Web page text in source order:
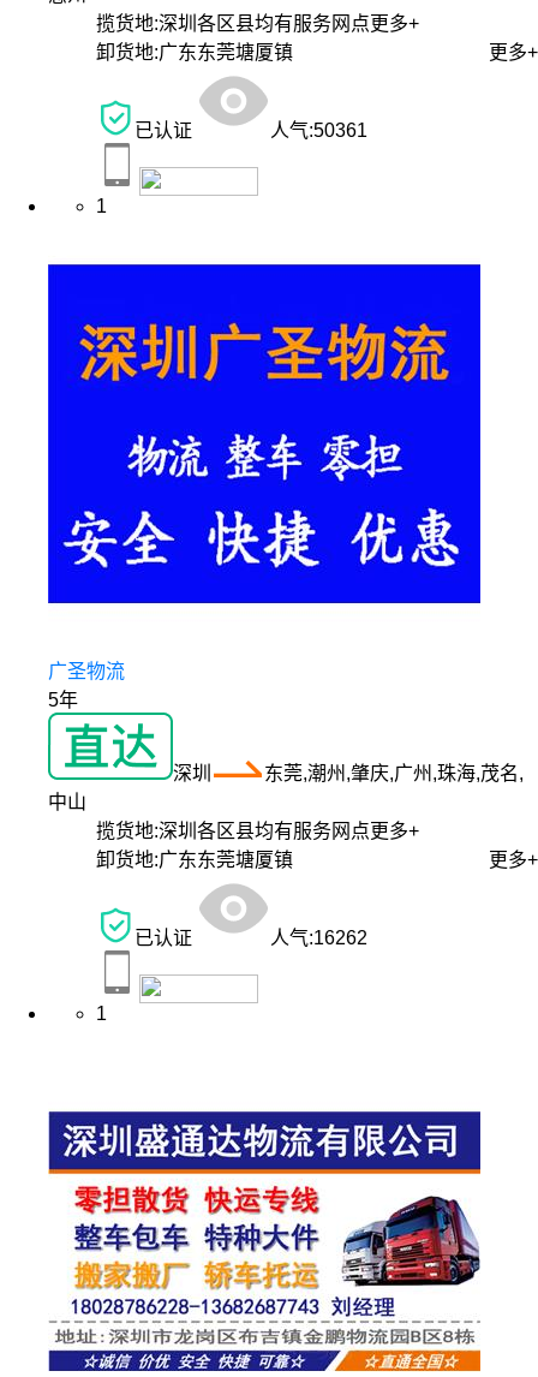
揽货地:深圳各区县均有服务网点更多+
卸货地:广东东莞塘厦镇 更多+
已认证 人气:50361
1
广圣物流
5年
深圳
东莞,潮州,肇庆,广州,珠海,茂名,
中山
揽货地:深圳各区县均有服务网点更多+
卸货地:广东东莞塘厦镇 更多+
已认证 人气:16262
1